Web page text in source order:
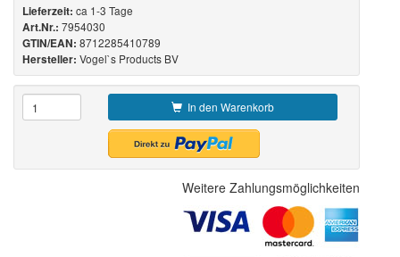
Lieferzeit: ca 1-3 Tage
Art.Nr.: 7954030
GTIN/EAN: 8712285410789
Hersteller: Vogel`s Products BV
In den Warenkorb
Weitere Zahlungsmöglichkeiten